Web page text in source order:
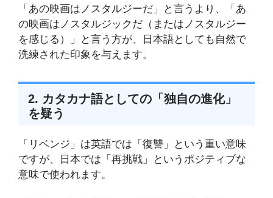
「あの映画はノスタルジーだ」と言うより、「あ
の映画はノスタルジックだ（またはノスタルジー
を感じる）」と言う方が、日本語としても自然で
洗練された印象を与えます。
2. カタカナ語としての「独自の進化」
を疑う
「リベンジ」は英語では「復讐」という重い意味
ですが、日本では「再挑戦」というポジティブな
意味で使われます。